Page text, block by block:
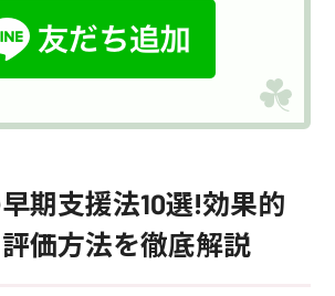
期支援法10選!効果的
価方法を徹底解説